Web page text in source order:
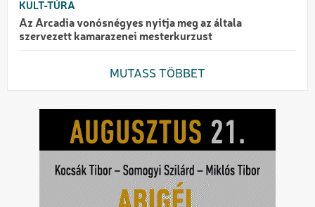
KULT-TÚRA
Az Arcadia vonósnégyes nyitja meg az általa
szervezett kamarazenei mesterkurzust
MUTASS TÖBBET